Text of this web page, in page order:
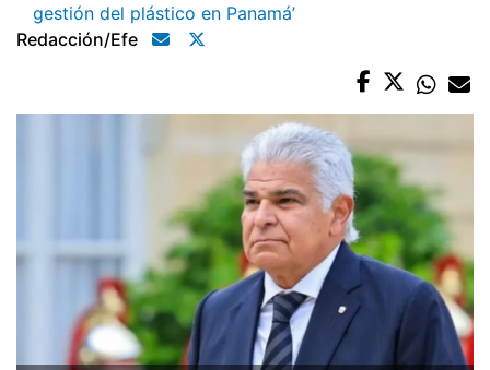
gestión del plástico en Panamá’
Redacción/efe